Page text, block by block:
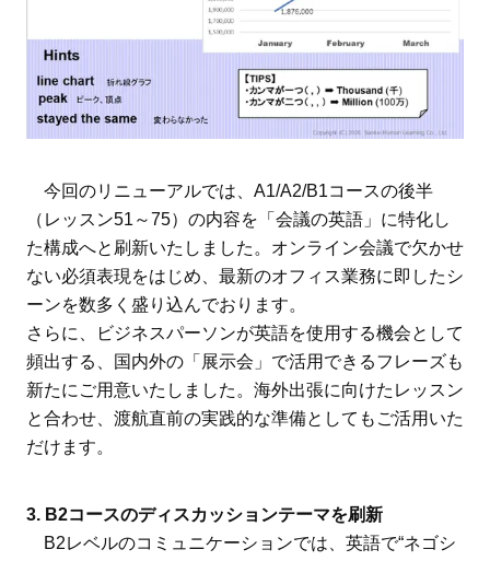
今回のリニューアルでは、A1/A2/B1コースの後半
（レッスン51～75）の内容を「会議の英語」に特化し
た構成へと刷新いたしました。オンライン会議で欠かせ
ない必須表現をはじめ、最新のオフィス業務に即したシ
ーンを数多く盛り込んでおります。
さらに、ビジネスパーソンが英語を使用する機会として
頻出する、国内外の「展示会」で活用できるフレーズも
新たにご用意いたしました。海外出張に向けたレッスン
と合わせ、渡航直前の実践的な準備としてもご活用いた
だけます。
3. B2コースのディスカッションテーマを刷新
B2レベルのコミュニケーションでは、英語で“ネゴシ